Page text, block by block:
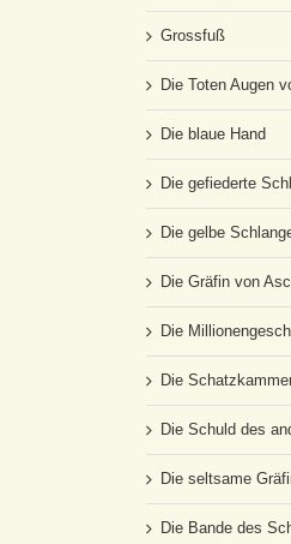
Grossfuß
Die Toten Augen
Die blaue Hand
Die gefiederte
Die gelbe
Die Gräfin von
Die
Die
Die Schuld des
Die seltsame
Die Bande des